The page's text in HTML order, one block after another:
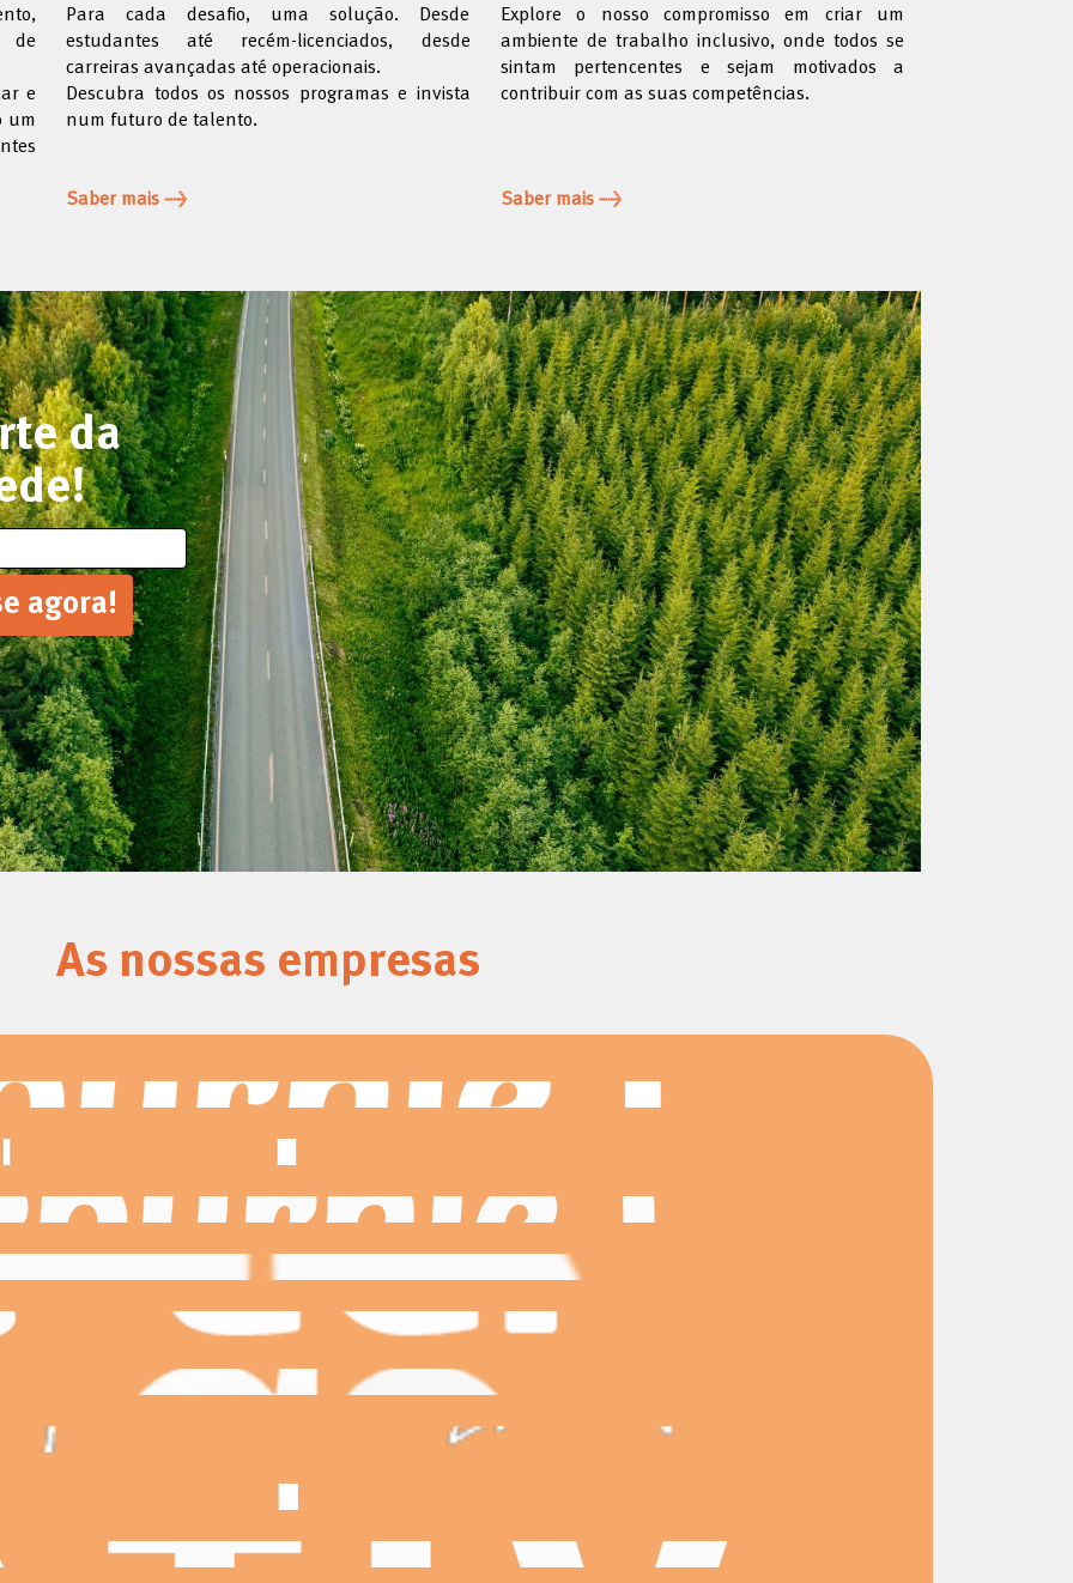
de
e
um
Para cada desafio, uma solução. Desde
estudantes até recém-licenciados, desde
carreiras avançadas até operacionais.
Descubra todos os nossos programas e invista
num futuro de talento.
​​​​​​​Saber mais →
Explore o nosso compromisso em criar um
ambiente de trabalho inclusivo, onde todos se
sintam pertencentes e sejam motivados a
contribuir com as suas competências.
Saber mais →
da
As nossas empresas